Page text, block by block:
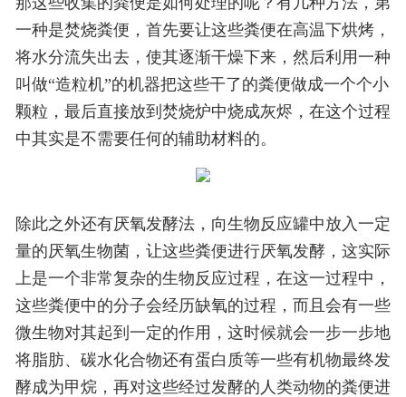
一种是焚烧粪便，首先要让这些粪便在高温下烘烤，
将水分流失出去，使其逐渐干燥下来，然后利用一种
叫做“造粒机”的机器把这些干了的粪便做成一个个小
颗粒，最后直接放到焚烧炉中烧成灰烬，在这个过程
中其实是不需要任何的辅助材料的。
除此之外还有厌氧发酵法，向生物反应罐中放入一定
量的厌氧生物菌，让这些粪便进行厌氧发酵，这实际
上是一个非常复杂的生物反应过程，在这一过程中，
这些粪便中的分子会经历缺氧的过程，而且会有一些
微生物对其起到一定的作用，这时候就会一步一步地
将脂肪、碳水化合物还有蛋白质等一些有机物最终发
酵成为甲烷，再对这些经过发酵的人类动物的粪便进